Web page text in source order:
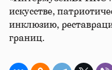
искусстве,
инклюзию,
границ.